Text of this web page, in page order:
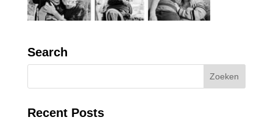
Search
Recent Posts